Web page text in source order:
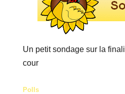
Un petit sondage sur la
cour
Polls